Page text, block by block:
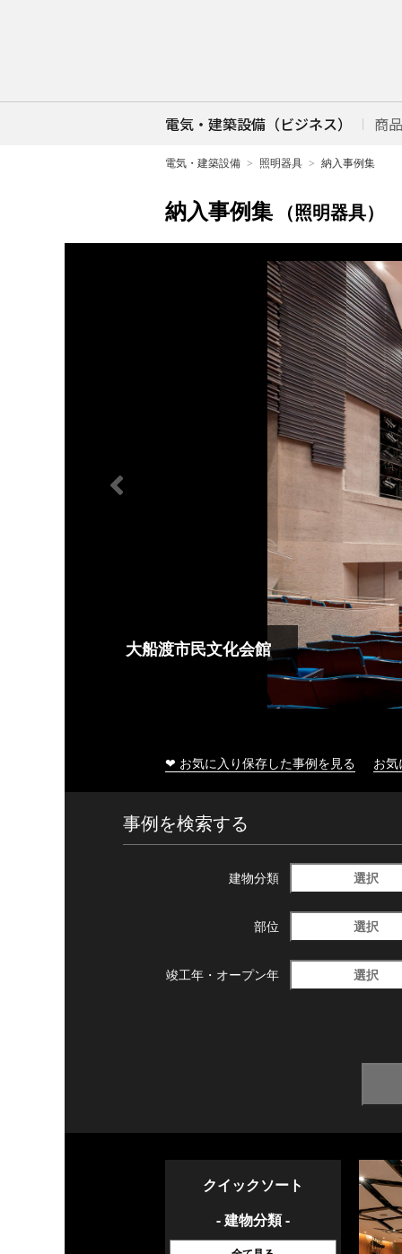
電気・建築設備（ビジネス） 商
電気・建築設備 照明器具 納入事例集
納入事例集 （照明器具）
大船渡市民文化会館
❤ お気に入り保存した事例を見る お
事例を検索する
建物分類 選択
部位 選択
竣工年・ オープン年 選択
クイックソート
- 建物分類 -